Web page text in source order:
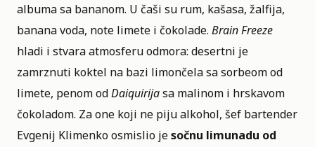
albuma sa bananom. U čaši su rum, kašasa, žalfija,
banana voda, note limete i čokolade. Brain Freeze
hladi i stvara atmosferu odmora: desertni je
zamrznuti koktel na bazi limončela sa sorbeom od
limete, penom odDaiquirijasa malinom i hrskavom
čokoladom. Za one koji ne piju alkohol, šef bartender
Evgenij Klimenko osmislio jesočnu limunadu od